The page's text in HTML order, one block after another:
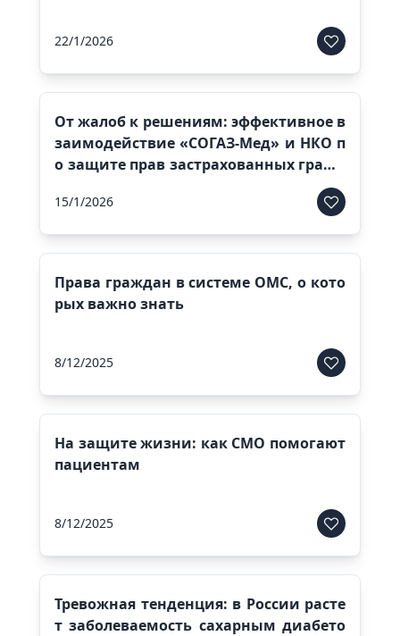
22/1/2026
От жалоб к решениям: эффективное в
заимодействие «СОГАЗ-Мед» и НКО п
о защите прав застрахованных гражд
15/1/2026
Права граждан в системе ОМС, о кото
рых важно знать
8/12/2025
На защите жизни: как СМО помогают
пациентам
8/12/2025
Тревожная тенденция: в России расте
т заболеваемость сахарным диабето